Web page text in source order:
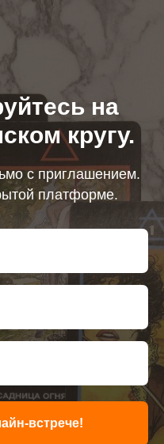
на
кругу.
с приглашением.
платформе.
встрече!